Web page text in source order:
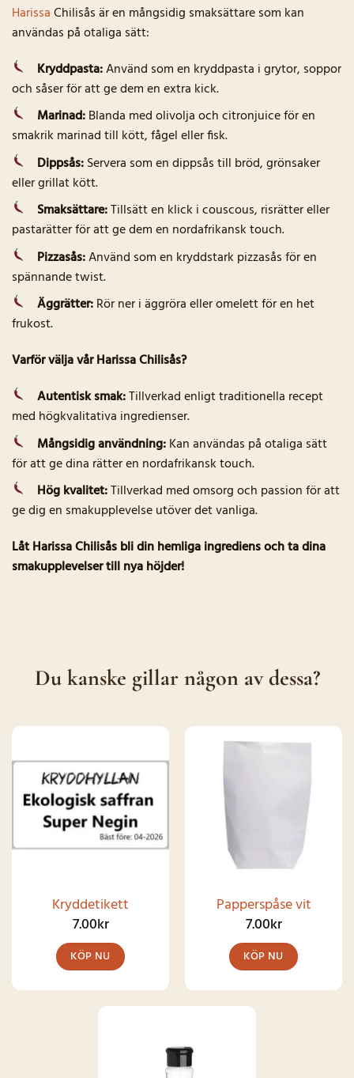
HarissaChilisås är en mångsidig smaksättare som kan
användas på otaliga sätt:
Kryddpasta:Använd som en kryddpasta i grytor, soppor
och såser för att ge dem en extra kick.
Marinad:Blanda med olivolja och citronjuice för en
smakrik marinad till kött, fågel eller fisk.
Dippsås:Servera som en dippsås till bröd, grönsaker
eller grillat kött.
Smaksättare:Tillsätt en klick i couscous, risrätter eller
pastarätter för att ge dem en nordafrikansk touch.
Pizzasås:Använd som en kryddstark pizzasås för en
spännande twist.
Äggrätter:Rör ner i äggröra eller omelett för en het
frukost.
Varför välja vår Harissa Chilisås?
Autentisk smak:Tillverkad enligt traditionella recept
med högkvalitativa ingredienser.
Mångsidig användning:Kan användas på otaliga sätt
för att ge dina rätter en nordafrikansk touch.
Hög kvalitet:Tillverkad med omsorg och passion för att
ge dig en smakupplevelse utöver det vanliga.
Låt Harissa Chilisås bli din hemliga ingrediens och ta dina
smakupplevelser till nya höjder!
Du kanske gillar någon av dessa?
Kryddetikett
7.00kr
KÖP NU
Papperspåse vit
7.00kr
KÖP NU